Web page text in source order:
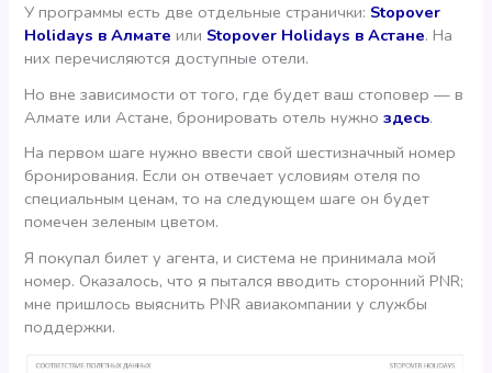
У программы есть две отдельные странички: Stopover
Holidays в Алмате или Stopover Holidays в Астане. На
них перечисляются доступные отели.
Но вне зависимости от того, где будет ваш стоповер — в
Алмате или Астане, бронировать отель нужноздесь.
На первом шаге нужно ввести свой шестизначный номер
бронирования. Если он отвечает условиям отеля по
специальным ценам, то на следующем шаге он будет
помечен зеленым цветом.
Я покупал билет у агента, и система не принимала мой
номер. Оказалось, что я пытался вводить сторонний PNR;
мне пришлось выяснить PNR авиакомпании у службы
поддержки.